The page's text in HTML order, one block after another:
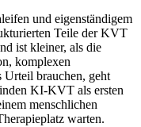
und eigenständigem
Teile der KVT
ist kleiner, als die
komplexen
brauchen, geht
KI-KVT als ersten
menschlichen
warten.